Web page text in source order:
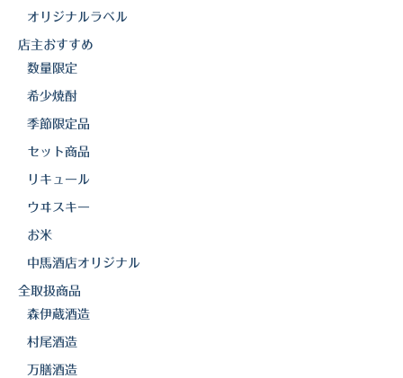
万膳酒造
櫻井酒造
軸屋酒造
吉永酒造場
薩摩酒造
知覧醸造
白玉醸造
オリジナルラベル
店主おすすめ
数量限定
希少焼酎
季節限定品
セット商品
リキュール
ウヰスキー
お米
中馬酒店オリジナル
全取扱商品
森伊蔵酒造
村尾酒造
万膳酒造